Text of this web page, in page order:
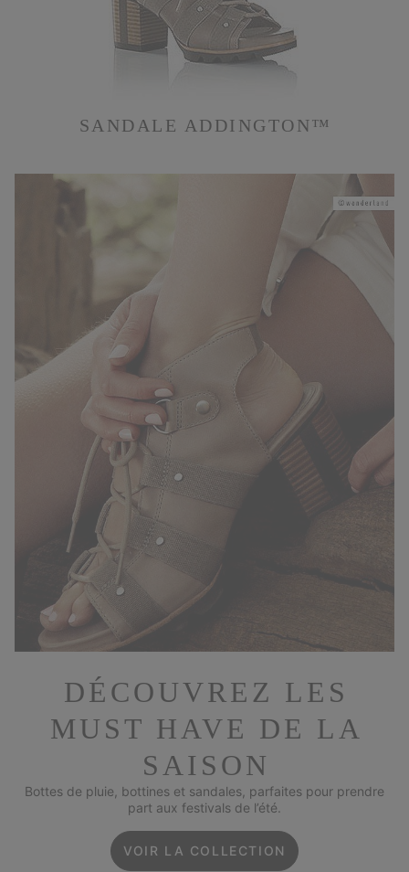
SANDALE ADDINGTON™
DÉCOUVREZ LES
MUST HAVE DE LA
SAISON
Bottes de pluie, bottines et sandales, parfaites pour prendre
part aux festivals de l’été.
VOIR LA COLLECTION